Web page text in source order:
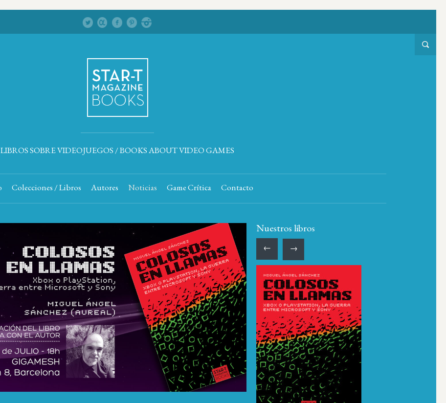
LIBROS SOBRE VIDEOJUEGOS / BOOKS ABOUT VIDEO GAMES
Colecciones / Libros Autores Noticias Game Crítica Contacto
Nuestros libros
← →